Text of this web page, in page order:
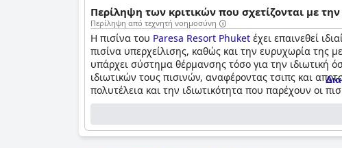
Περίληψη των κριτικών που σχετίζονται με
Περίληψη από τεχνητή νοημοσύνη
Η πισίνα του Paresa Resort Phuket έχει επαινεθεί
πισίνα υπερχείλισης, καθώς και την ευρυχωρία της
υπάρχει σύστημα θέρμανσης τόσο για την ιδιωτική
ιδιωτικών τους πισινών, αναφέροντας τσιπς και
πολυτέλεια και την ιδιωτικότητα που παρέχουν οι
μικρό κατάστημα, εστιατόριο και γκαλερί στις
καθημερινός καθαρισμός της πισίνας. Ορισμένοι
όπως ένα μπουκάλι κρασί. Η τοποθεσία του
Τελευταία ενημέρωση απαντήσεων από Paresa Resort Phuket